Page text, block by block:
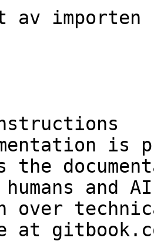
av importen
is
the
and
over
at